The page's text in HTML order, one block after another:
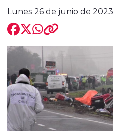
Lunes 26 de junio de 2023